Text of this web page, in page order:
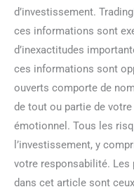
d’investissement.
ces informations sont
d’inexactitudes
ces informations sont
ouverts comporte de
de tout ou partie de
émotionnel. Tous les
l’investissement, y
votre responsabilité. Les
dans cet article sont